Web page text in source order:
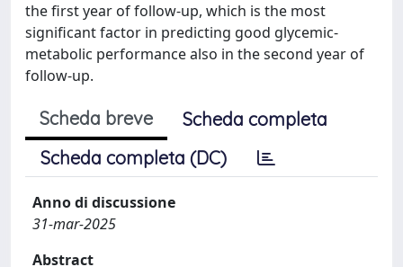
the first year of follow-up, which is the most
significant factor in predicting good glycemic-
metabolic performance also in the second year of
follow-up.
Scheda breve
Scheda completa
Scheda completa (DC)
Anno di discussione
31-mar-2025
Abstract